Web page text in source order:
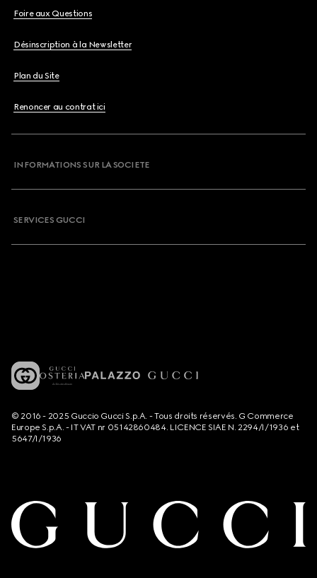
Foire aux Questions
Désinscription à la Newsletter
Plan du Site
Renoncer au contrat ici
INFORMATIONS SUR LA SOCIETE
SERVICES GUCCI
© 2016 - 2025 Guccio Gucci S.p.A. - Tous droits réservés. G Commerce
Europe S.p.A. - IT VAT nr 05142860484. LICENCE SIAE N. 2294/I/1936 et
5647/I/1936